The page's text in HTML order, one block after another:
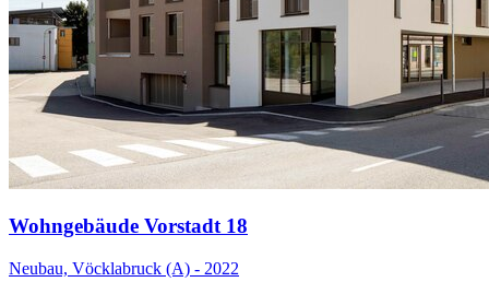
Wohngebäude Vorstadt 18
Neubau, Vöcklabruck (A) - 2022